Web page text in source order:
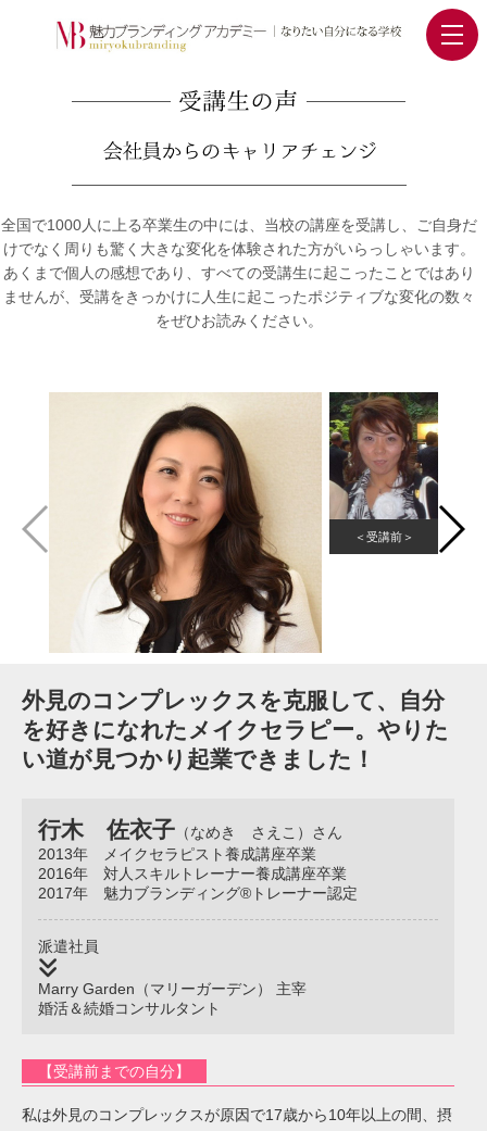
全国で1000人に上る卒業生の中には、当校の講座を受講し、ご自身だ
けでなく周りも驚く大きな変化を体験された方がいらっしゃいます。
あくまで個人の感想であり、すべての受講生に起こったことではあり
ませんが、受講をきっかけに人生に起こったポジティブな変化の数々
をぜひお読みください。
＜受講前＞
外見のコンプレックスを克服して、自分
を好きになれたメイクセラピー。やりた
い道が見つかり起業できました！
行木 佐衣子 （なめき さえこ）さん
2013年 メイクセラピスト養成講座卒業
2016年 対人スキルトレーナー養成講座卒業
2017年 魅力ブランディング®トレーナー認定
派遣社員
Marry Garden（マリーガーデン） 主宰
婚活＆続婚コンサルタント
【受講前までの自分】
私は外見のコンプレックスが原因で17歳から10年以上の間、摂